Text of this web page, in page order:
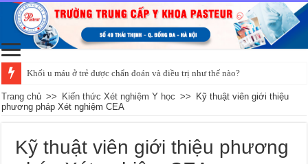
Khối u máu ở trẻ được chẩn đoán và điều trị như thế nào?
Trang chủ >> Kiến thức Xét nghiệm Y học >> Kỹ thuật viên giới thiệu
phương pháp Xét nghiệm CEA
Kỹ thuật viên giới thiệu phương